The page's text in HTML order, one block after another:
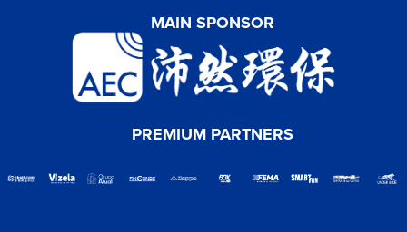
MAIN SPONSOR
PREMIUM PARTNERS